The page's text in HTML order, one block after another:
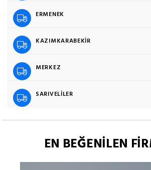
ERMENEK
KAZIMKARABEKİR
MERKEZ
SARIVELİLER
EN BEĞENİLEN